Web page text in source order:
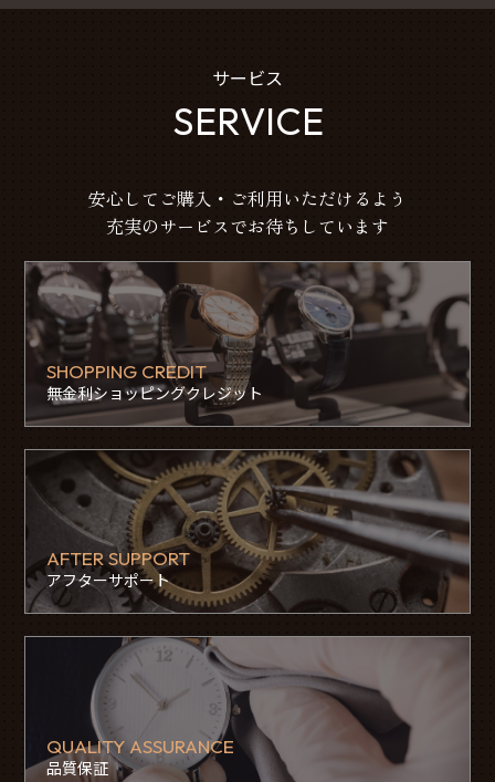
サービス
SERVICE
安心してご購入・ご利用いただけるよう
充実のサービスでお待ちしています
SHOPPING CREDIT
無金利ショッピングクレジット
AFTER SUPPORT
アフターサポート
QUALITY ASSURANCE
品質保証